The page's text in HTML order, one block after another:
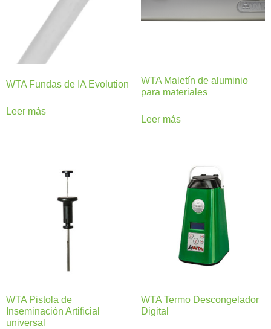
WTA Fundas de IA Evolution
Leer más
WTA Maletín de aluminio
para materiales
Leer más
WTA Pistola de
Inseminación Artificial
universal
WTA Termo Descongelador
Digital